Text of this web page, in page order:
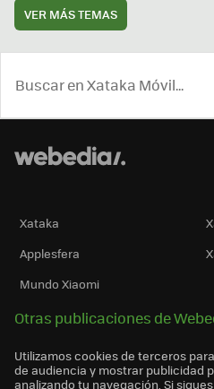
VER MÁS TEMAS
Xataka
Applesfera
Mundo Xiaomi
Otras publicaciones de
Utilizamos cookies de terceros
de audiencia y mostrar publicidad
analizando tu navegación. Si